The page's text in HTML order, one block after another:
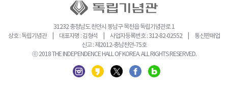
31232 충청남도 천안시 동남구 목천읍 독립기념관로 1
상호 : 독립기념관 | 대표자명 : 김형석 | 사업자등록번호 : 312-82-02552 | 통신판매업
신고 : 제2012-충남천안-75호
ⓒ 2018 THE INDEPENDENCE HALL OF KOREA. ALL RIGHTS RESERVED.